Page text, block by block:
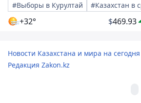
#Выборы в Курултай
#Казахстан в
+32° $469.93
Новости Казахстана и мира на сегодня
Редакция Zakon.kz